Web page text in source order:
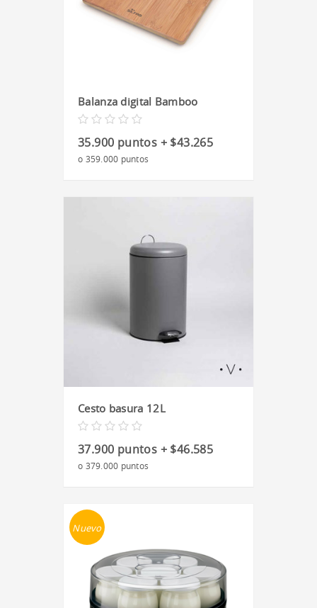
Balanza digital Bamboo
35.900 puntos + $43.265
o 359.000 puntos
Cesto basura 12L
37.900 puntos + $46.585
o 379.000 puntos
Nuevo